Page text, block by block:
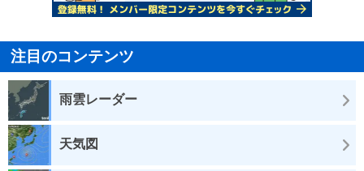
注目のコンテンツ
雨雲レーダー
天気図